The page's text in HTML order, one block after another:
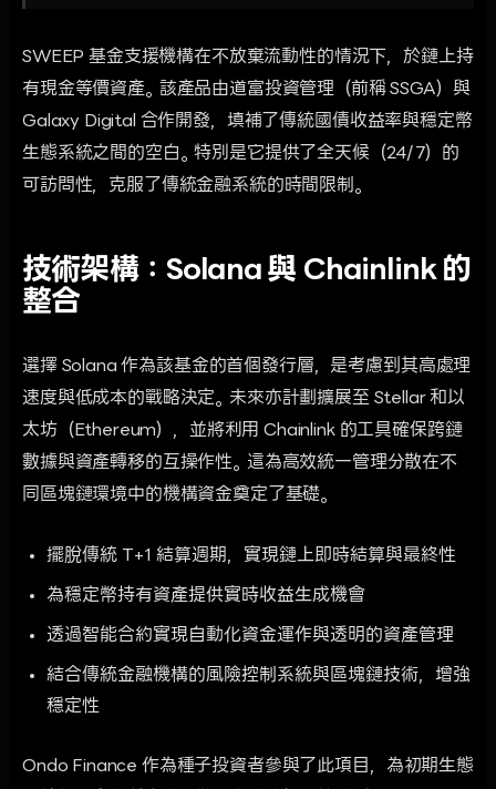
SWEEP 基金支援機構在不放棄流動性的情況下，於鏈上持
有現金等價資產。該產品由道富投資管理（前稱 SSGA）與
Galaxy Digital 合作開發，填補了傳統國債收益率與穩定幣
生態系統之間的空白。特別是它提供了全天候（24/7）的
可訪問性，克服了傳統金融系統的時間限制。
技術架構：Solana 與 Chainlink 的
整合
選擇 Solana 作為該基金的首個發行層，是考慮到其高處理
速度與低成本的戰略決定。未來亦計劃擴展至 Stellar 和以
太坊（Ethereum），並將利用 Chainlink 的工具確保跨鏈
數據與資產轉移的互操作性。這為高效統一管理分散在不
同區塊鏈環境中的機構資金奠定了基礎。
擺脫傳統 T+1 結算週期，實現鏈上即時結算與最終性
為穩定幣持有資產提供實時收益生成機會
透過智能合約實現自動化資金運作與透明的資產管理
結合傳統金融機構的風險控制系統與區塊鏈技術，增強
穩定性
Ondo Finance 作為種子投資者參與了此項目，為初期生態